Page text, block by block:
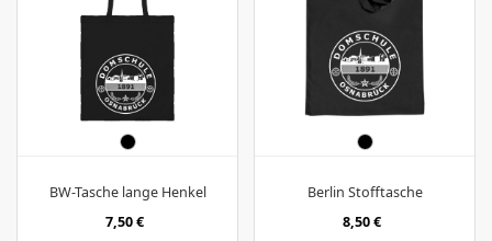
BW-Tasche lange Henkel
7,50 €
Berlin Stofftasche
8,50 €